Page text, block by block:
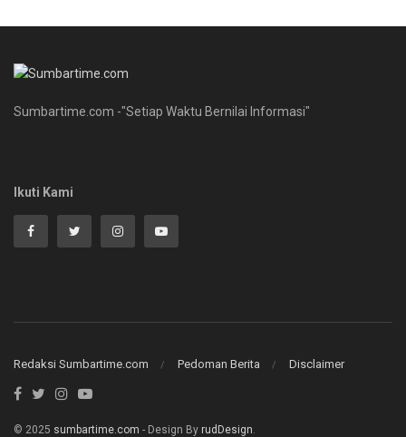
Sumbartime.com -"Setiap Waktu Bernilai Informasi"
Ikuti Kami
Redaksi Sumbartime.com Pedoman Berita Disclaimer
© 2025 sumbartime.com - Design By rudDesign